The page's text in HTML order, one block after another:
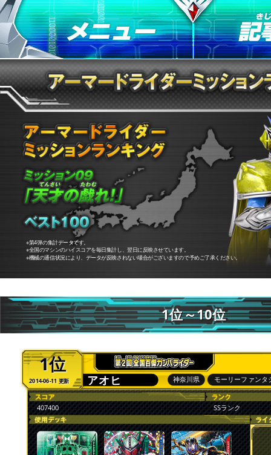
※第4弾の集計データです。
※全国のマシンのハイスコアを毎日集計し、翌日に反映させています。
※機械の通信状況により、データが反映されない場合がございますので予めご了承ください。
1位～10位
1位
2014-06-11 更新 アオヒ 神奈川県 モーリーファンタ
407400 SSランク